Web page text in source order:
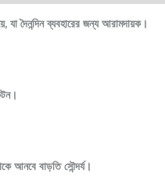
দৈনন্দিন ব্যবহারের জন্য আরামদায়ক।
আনবে বাড়তি সৌন্দর্য।